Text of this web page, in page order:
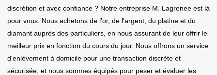
discrétion et avec confiance ? Notre entreprise M. Lagrenee est là
pour vous. Nous achetons de l'or, de l'argent, du platine et du
diamant auprès des particuliers, en nous assurant de leur offrir le
meilleur prix en fonction du cours du jour. Nous offrons un service
d'enlèvement à domicile pour une transaction discrète et
sécurisée, et nous sommes équipés pour peser et évaluer les